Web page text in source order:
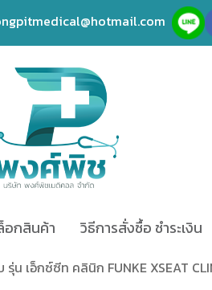
กสินค้า วิธีการสั่งซื้อ ชำระเงิน
รุ่น เอ็กซ์ซีท คลินิก FUNKE XSEAT